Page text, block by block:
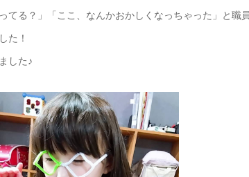
る？」「ここ、なんかおかしくなっちゃった」と職
た！
した♪